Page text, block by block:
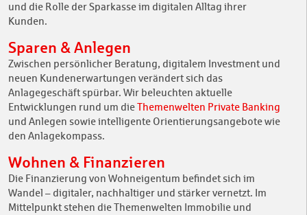
und die Rolle der Sparkasse im digitalen Alltag ihrer
Kunden.
Sparen & Anlegen
Zwischen persönlicher Beratung, digitalem Investment und
neuen Kundenerwartungen verändert sich das
Anlagegeschäft spürbar. Wir beleuchten aktuelle
Entwicklungen rund um dieThemenwelten Private Banking
und Anlegen sowie intelligente Orientierungsangebote wie
den Anlagekompass.
Wohnen & Finanzieren
Die Finanzierung von Wohneigentum befindet sich im
Wandel – digitaler, nachhaltiger und stärker vernetzt. Im
Mittelpunkt stehen die Themenwelten Immobilie und